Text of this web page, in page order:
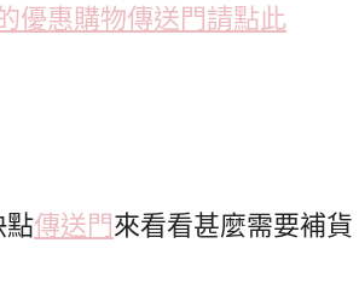
優惠購物傳送門請點此
點傳送門來看看甚麼需要補貨